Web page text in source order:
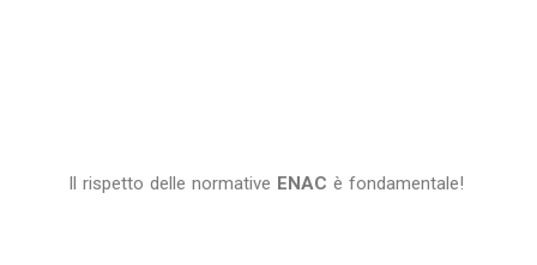
Il rispetto delle normative ENAC è fondamentale!